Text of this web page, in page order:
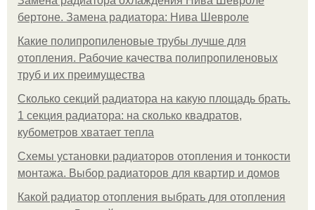
бертоне. Замена радиатора: Нива Шевроле
Какие полипропиленовые трубы лучше для
отопления. Рабочие качества полипропиленовых
труб и их преимущества
Сколько секций радиатора на какую площадь брать.
1 секция радиатора: на сколько квадратов,
кубометров хватает тепла
Схемы установки радиаторов отопления и тонкости
монтажа. Выбор радиаторов для квартир и домов
Какой радиатор отопления выбрать для отопления